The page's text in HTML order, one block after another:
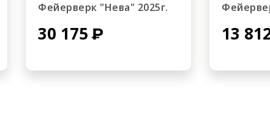
Фейерверк "Нева" 2025г.
30 175 13